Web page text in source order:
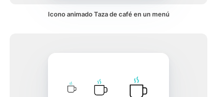
Icono animado Taza de café en un menú